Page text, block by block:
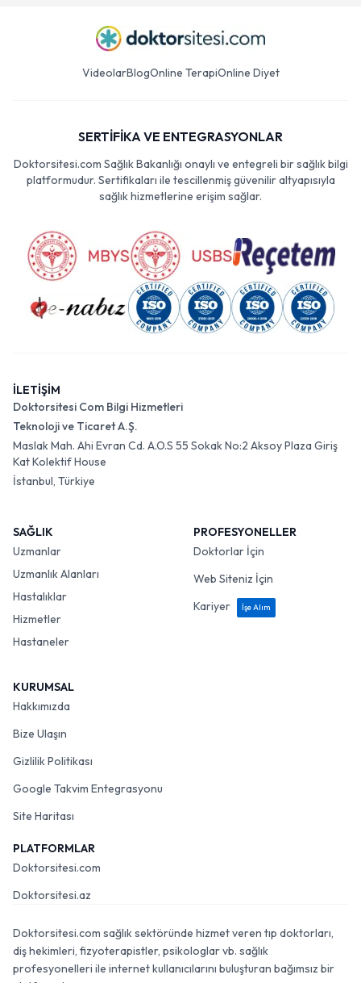
VideolarBlogOnline TerapiOnline Diyet
SERTİFİKA VE ENTEGRASYONLAR
Doktorsitesi.com Sağlık Bakanlığı onaylı ve entegreli bir sağlık bilgi
platformudur. Sertifikaları ile tescillenmiş güvenilir altyapısıyla
sağlık hizmetlerine erişim sağlar.
İLETİŞİM
Doktorsitesi Com Bilgi Hizmetleri
Teknoloji ve Ticaret A.Ş.
Maslak Mah. Ahi Evran Cd. A.O.S 55 Sokak No:2 Aksoy Plaza Giriş
Kat Kolektif House
İstanbul, Türkiye
SAĞLIK
Uzmanlar
Uzmanlık Alanları
Hastalıklar
Hizmetler
Hastaneler
PROFESYONELLER
Doktorlar İçin
Web Siteniz İçin
Kariyer
İşe Alım
KURUMSAL
Hakkımızda
Bize Ulaşın
Gizlilik Politikası
Google Takvim Entegrasyonu
Site Haritası
PLATFORMLAR
Doktorsitesi.com
Doktorsitesi.az
Doktorsitesi.com sağlık sektöründe hizmet veren tıp doktorları,
diş hekimleri, fizyoterapistler, psikologlar vb. sağlık
profesyonelleri ile internet kullanıcılarını buluşturan bağımsız bir